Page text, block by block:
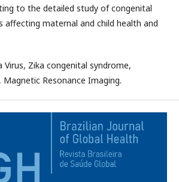
to the detailed study of congenital
maternal and child health and
Virus, Zika congenital syndrome,
Resonance Imaging.